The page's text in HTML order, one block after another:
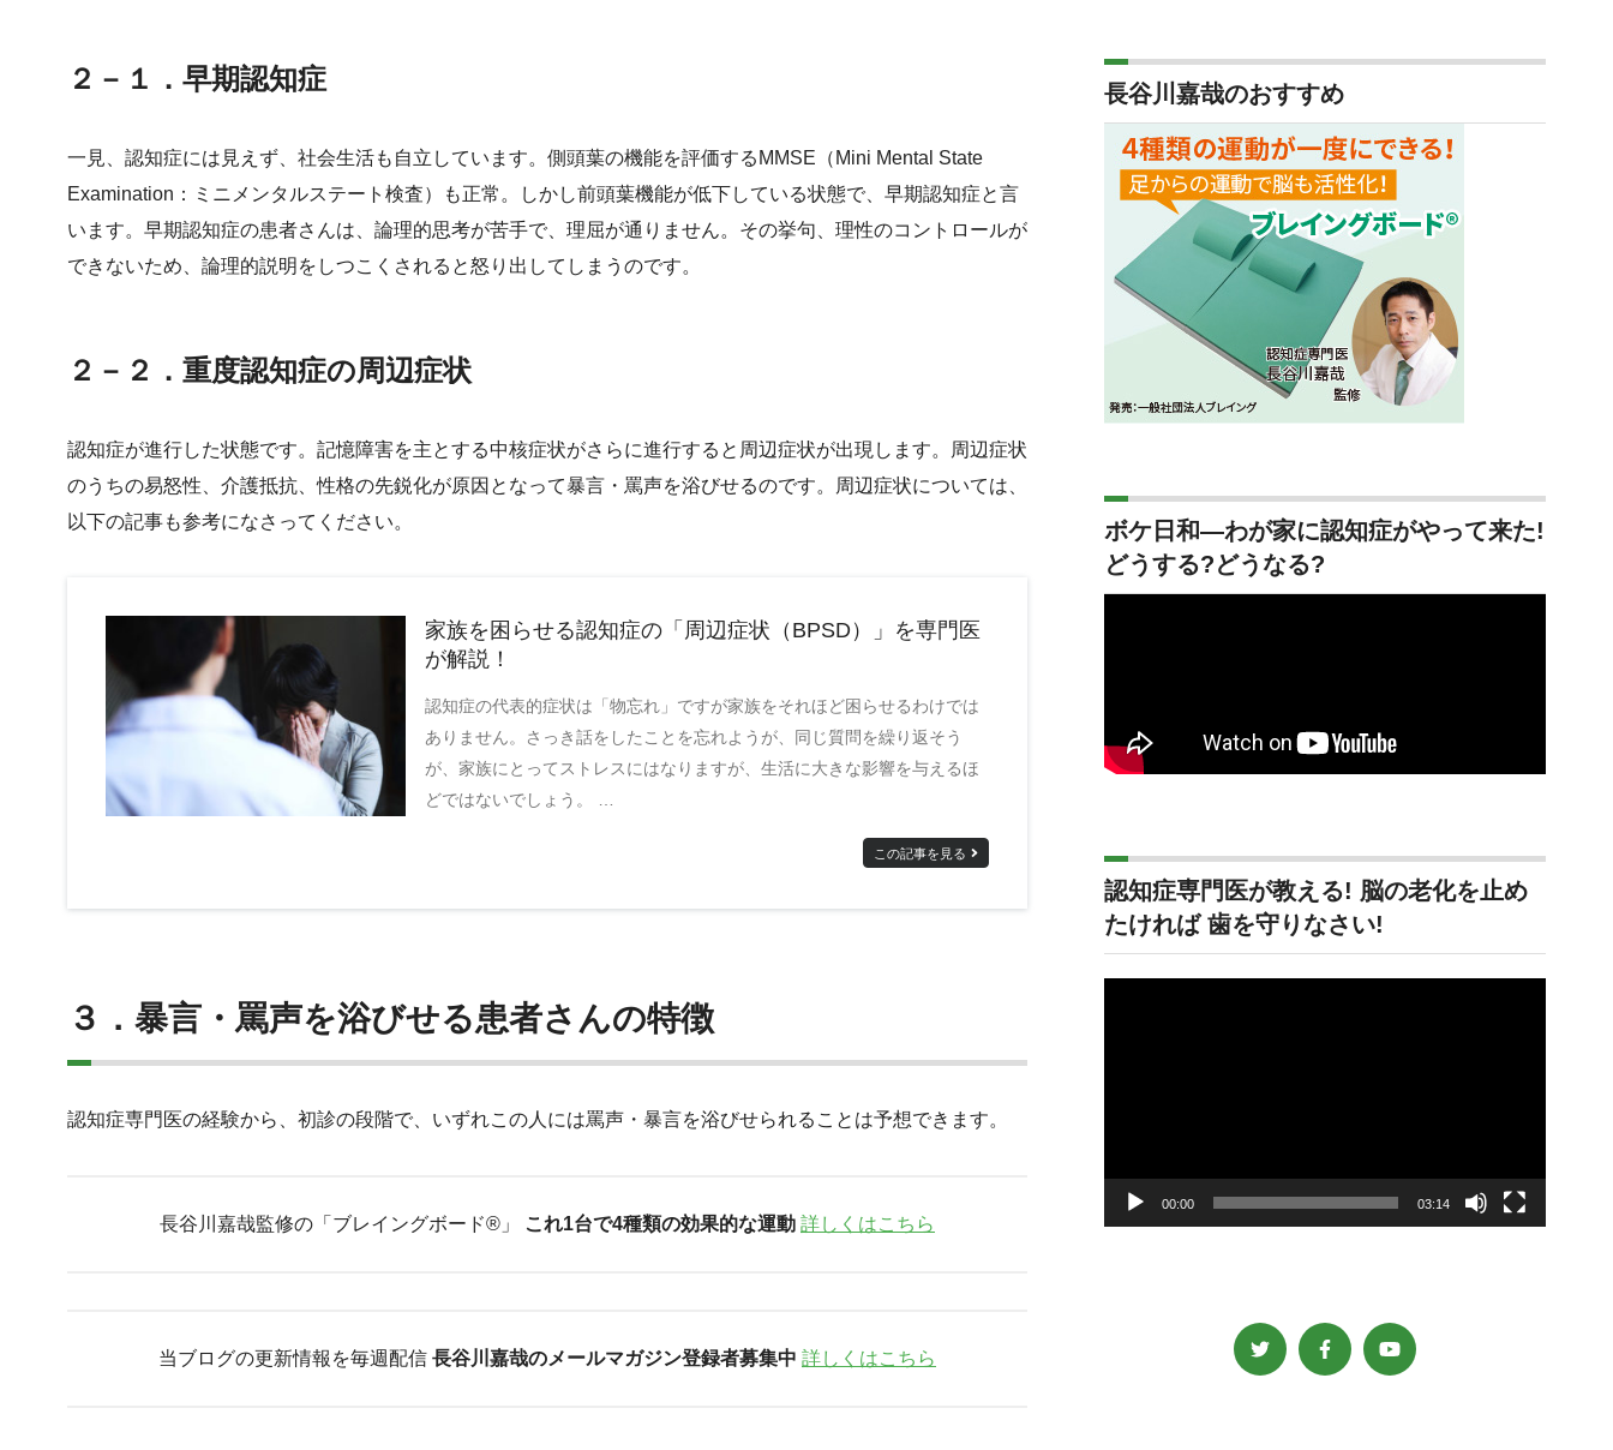
２－１．早期認知症
一見、認知症には見えず、社会生活も自立しています。側頭葉の機能を評価するMMSE（Mini Mental State
Examination：ミニメンタルステート検査）も正常。しかし前頭葉機能が低下している状態で、早期認知症と言
います。早期認知症の患者さんは、論理的思考が苦手で、理屈が通りません。その挙句、理性のコントロールが
できないため、論理的説明をしつこくされると怒り出してしまうのです。
２－２．重度認知症の周辺症状
認知症が進行した状態です。記憶障害を主とする中核症状がさらに進行すると周辺症状が出現します。周辺症状
のうちの易怒性、介護抵抗、性格の先鋭化が原因となって暴言・罵声を浴びせるのです。周辺症状については、
以下の記事も参考になさってください。
家族を困らせる認知症の「周辺症状（BPSD）」を専門医
が解説！
認知症の代表的症状は「物忘れ」ですが家族をそれほど困らせるわけでは
ありません。さっき話をしたことを忘れようが、同じ質問を繰り返そう
が、家族にとってストレスにはなりますが、生活に大きな影響を与えるほ
どではないでしょう。 …
この記事を見る
３．暴言・罵声を浴びせる患者さんの特徴
認知症専門医の経験から、初診の段階で、いずれこの人には罵声・暴言を浴びせられることは予想できます。
長谷川嘉哉監修の「ブレイングボード®︎」 これ1台で4種類の効果的な運動 詳しくはこちら
当ブログの更新情報を毎週配信 長谷川嘉哉のメールマガジン登録者募集中 詳しくはこちら
長谷川嘉哉のおすすめ
ボケ日和―わが家に認知症がやって来た!
どうする?どうなる?
認知症専門医が教える! 脳の老化を止め
たければ 歯を守りなさい!
00:00 03:14